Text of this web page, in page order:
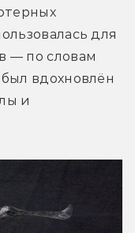
для
— по словам
вдохновлён
и